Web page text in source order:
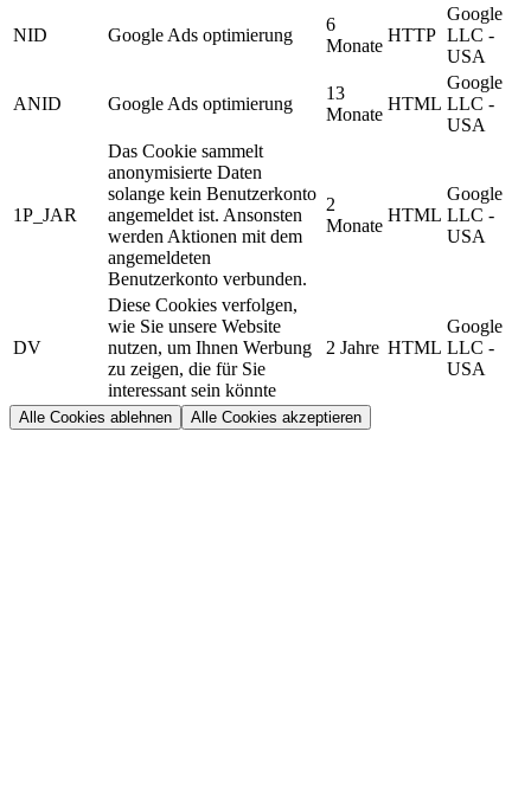
NID Google Ads optimierung
6
Monate
HTTP
Google
LLC -
USA
ANID Google Ads optimierung
13
Monate
HTML
Google
LLC -
USA
1P_JAR
Das Cookie sammelt
anonymisierte Daten
solange kein Benutzerkonto
angemeldet ist. Ansonsten
werden Aktionen mit dem
angemeldeten
Benutzerkonto verbunden.
2
Monate
HTML
Google
LLC -
USA
DV
Diese Cookies verfolgen,
wie Sie unsere Website
nutzen, um Ihnen Werbung
zu zeigen, die für Sie
interessant sein könnte
2 Jahre HTML
Google
LLC -
USA
Alle Cookies ablehnen Alle Cookies akzeptieren